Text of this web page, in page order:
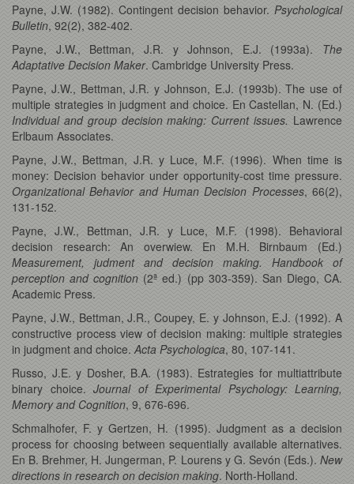
Payne, J.W. (1982). Contingent decision behavior. Psychological
Bulletin, 92(2), 382-402.
Payne, J.W., Bettman, J.R. y Johnson, E.J. (1993a). The
Adaptative Decision Maker. Cambridge University Press.
Payne, J.W., Bettman, J.R. y Johnson, E.J. (1993b). The use of
multiple strategies in judgment and choice. En Castellan, N. (Ed.)
Individual and group decision making: Current issues. Lawrence
Erlbaum Associates.
Payne, J.W., Bettman, J.R. y Luce, M.F. (1996). When time is
money: Decision behavior under opportunity-cost time pressure.
Organizational Behavior and Human Decision Processes, 66(2),
131-152.
Payne, J.W., Bettman, J.R. y Luce, M.F. (1998). Behavioral
decision research: An overwiew. En M.H. Birnbaum (Ed.)
Measurement, judment and decision making. Handbook of
perception and cognition (2ª ed.) (pp 303-359). San Diego, CA.
Academic Press.
Payne, J.W., Bettman, J.R., Coupey, E. y Johnson, E.J. (1992). A
constructive process view of decision making: multiple strategies
in judgment and choice. Acta Psychologica, 80, 107-141.
Russo, J.E. y Dosher, B.A. (1983). Estrategies for multiattribute
binary choice. Journal of Experimental Psychology: Learning,
Memory and Cognition, 9, 676-696.
Schmalhofer, F. y Gertzen, H. (1995). Judgment as a decision
process for choosing between sequentially available alternatives.
En B. Brehmer, H. Jungerman, P. Lourens y G. Sevón (Eds.). New
directions in research on decision making. North-Holland.